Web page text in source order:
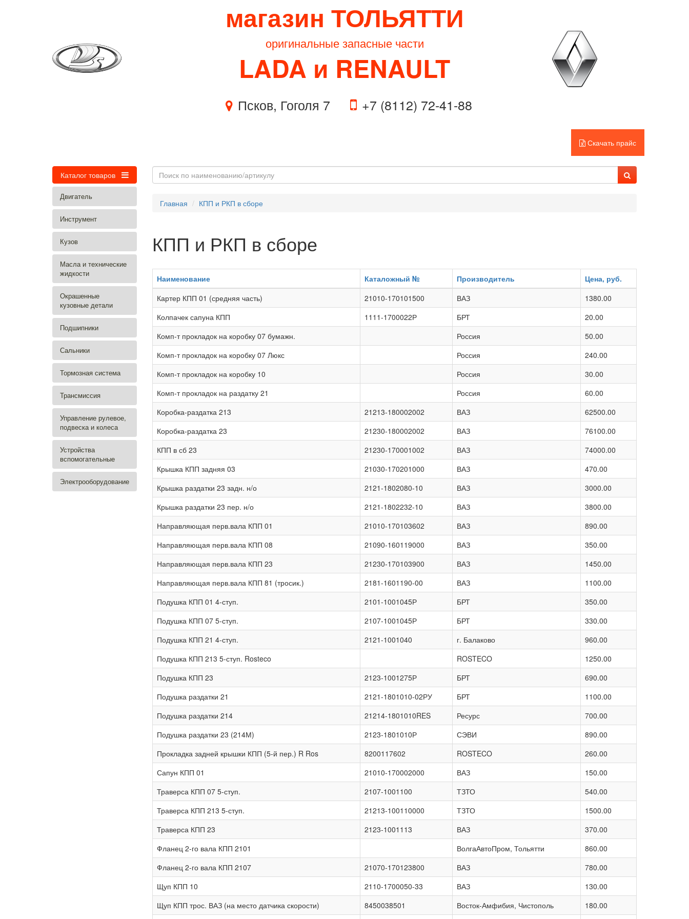
магазин ТОЛЬЯТТИ
оригинальные запасные части
LADA и RENAULT
Псков, Гоголя 7 +7 (8112) 72-41-88
Скачать прайс
Каталог товаров
Двигатель
Инструмент
Кузов
Масла и технические
жидкости
Окрашенные
кузовные детали
Подшипники
Сальники
Тормозная система
Трансмиссия
Управление рулевое,
подвеска и колеса
Устройства
вспомогательные
Электрооборудование
Главная КПП и РКП в сборе
КПП и РКП в сборе
Наименование Каталожный № Производитель
Цена, руб.
Картер КПП 01 (средняя часть)
21010-170101500 ВАЗ
1380.00
Колпачек сапуна КПП
1111-1700022Р БРТ
20.00
Комп-т прокладок на коробку 07 бумажн.
Россия
50.00
Комп-т прокладок на коробку 07 Люкс
Россия
240.00
Комп-т прокладок на коробку 10
Россия
30.00
Комп-т прокладок на раздатку 21
Россия
60.00
Коробка-раздатка 213
21213-180002002 ВАЗ
62500.00
Коробка-раздатка 23
21230-180002002 ВАЗ
76100.00
КПП в сб 23
21230-170001002 ВАЗ
74000.00
Крышка КПП задняя 03
21030-170201000 ВАЗ
470.00
Крышка раздатки 23 задн. н/о
2121-1802080-10 ВАЗ
3000.00
Крышка раздатки 23 пер. н/о
2121-1802232-10 ВАЗ
3800.00
Направляющая перв.вала КПП 01
21010-170103602 ВАЗ
890.00
Направляющая перв.вала КПП 08
21090-160119000 ВАЗ
350.00
Направляющая перв.вала КПП 23
21230-170103900 ВАЗ
1450.00
Направляющая перв.вала КПП 81 (тросик.)
2181-1601190-00 ВАЗ
1100.00
Подушка КПП 01 4-ступ.
2101-1001045Р БРТ
350.00
Подушка КПП 07 5-ступ.
2107-1001045Р БРТ
330.00
Подушка КПП 21 4-ступ.
2121-1001040 г. Балаково
960.00
Подушка КПП 213 5-ступ. Rosteco
ROSTECO
1250.00
Подушка КПП 23
2123-1001275Р БРТ
690.00
Подушка раздатки 21
2121-1801010-02РУ БРТ
1100.00
Подушка раздатки 214
21214-1801010RES Ресурс
700.00
Подушка раздатки 23 (214М)
2123-1801010Р СЭВИ
890.00
Прокладка задней крышки КПП (5-й пер.) R Ros
8200117602 ROSTECO
260.00
Сапун КПП 01
21010-170002000 ВАЗ
150.00
Траверса КПП 07 5-ступ.
2107-1001100 ТЗТО
540.00
Траверса КПП 213 5-ступ.
21213-100110000 ТЗТО
1500.00
Траверса КПП 23
2123-1001113 ВАЗ
370.00
Фланец 2-го вала КПП 2101
ВолгаАвтоПром, Тольятти
860.00
Фланец 2-го вала КПП 2107
21070-170123800 ВАЗ
780.00
Щуп КПП 10
2110-1700050-33 ВАЗ
130.00
Щуп КПП трос. ВАЗ (на место датчика скорости)
8450038501 Восток-Амфибия, Чистополь 180.00